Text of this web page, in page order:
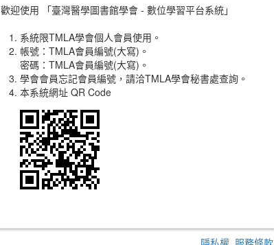
歡迎使用 「臺灣醫學圖書館學會 - 數位學習平台系統」
1. 系統限TMLA學會個人會員使用。
2. 帳號：TMLA會員編號(大寫)。
密碼：TMLA會員編號(大寫)。
3. 學會會員忘記會員編號，請洽TMLA學會秘書處查詢。
4. 本系統網址 QR Code